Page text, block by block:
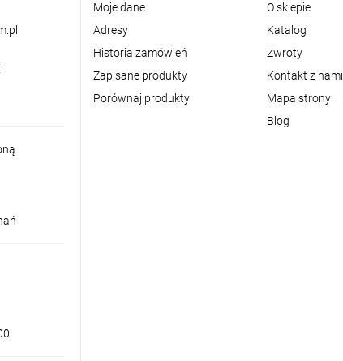
Moje dane
Adresy
Historia zamówień
Zapisane produkty
Porównaj produkty
O sklepie
Katalog
Zwroty
Kontakt z nami
Mapa strony
Blog